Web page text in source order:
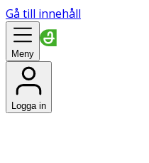
Gå till innehåll
Meny
Logga in